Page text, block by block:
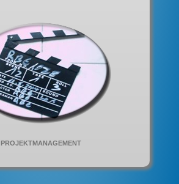
PROJEKTMANAGEMENT